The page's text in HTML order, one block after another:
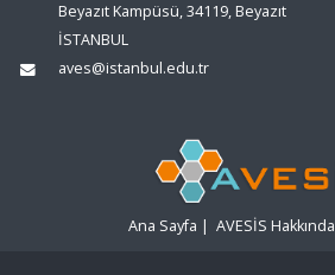
Beyazıt Kampüsü, 34119, Beyazıt
İSTANBUL
aves@istanbul.edu.tr
Ana Sayfa | AVESİS Hakkında